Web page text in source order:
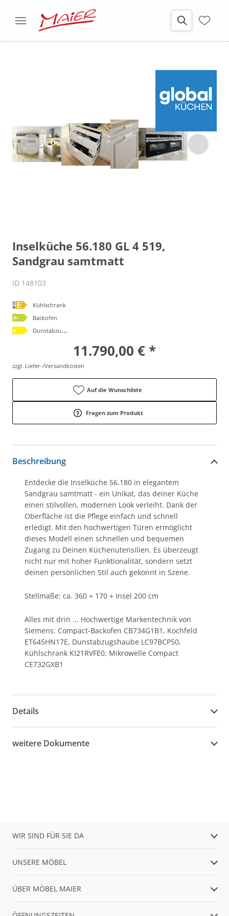
Inselküche 56.180 GL 4 519,
Sandgrau samtmatt
ID 148103
Kühlschrank
Backofen
D
unstabzugshaube
11.790,00 € *
zzgl. Liefer-/Versandkosten
Auf die Wunschliste
Fragen zum Produkt
Beschreibung
Entdecke die Inselküche 56.180 in elegantem
Sandgrau samtmatt - ein Unikat, das deiner Küche
einen stilvollen, modernen Look verleiht. Dank der
Oberfläche ist die Pflege einfach und schnell
erledigt. Mit den hochwertigen Türen ermöglicht
dieses Modell einen schnellen und bequemen
Zugang zu Deinen Küchenutensilien. Es überzeugt
nicht nur mit hoher Funktionalität, sondern setzt
deinen persönlichen Stil auch gekonnt in Szene.
Stellmaße: ca. 360 + 170 + Insel 200 cm
Alles mit drin ... Hochwertige Markentechnik von
Siemens: Compact-Backofen CB734G1B1, Kochfeld
ET645HN17E, Dunstabzugshaube LC97BCP50,
Kühlschrank KI21RVFE0, Mikrowelle Compact
CE732GXB1
Details
weitere Dokumente
WIR SIND FÜR SIE DA
UNSERE MÖBEL
ÜBER MÖBEL MAIER